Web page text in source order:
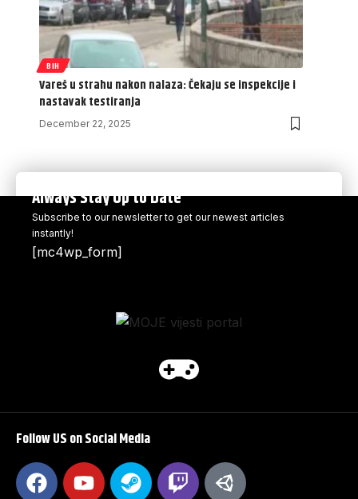
BIH
Vareš u strahu nakon nalaza: Čekaju se inspekcije i
nastavak testiranja
December 22, 2025
Always Stay Up to Date
Subscribe to our newsletter to get our newest articles
instantly!
[mc4wp_form]
Follow US on Social Media